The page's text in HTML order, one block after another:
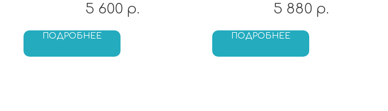
5 600 р.
ПОДРОБНЕЕ
5 880 р.
ПОДРОБНЕЕ